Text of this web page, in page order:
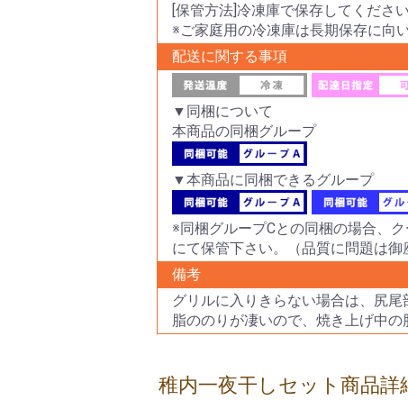
[保管方法]冷凍庫で保存してください
※ご家庭用の冷凍庫は長期保存に向
配送に関する事項
▼同梱について
本商品の同梱グループ
▼本商品に同梱できるグループ
※同梱グループCとの同梱の場合、
にて保管下さい。（品質に問題は御
備考
グリルに入りきらない場合は、尻
脂ののりが凄いので、焼き上げ中の
稚内一夜干しセット商品詳